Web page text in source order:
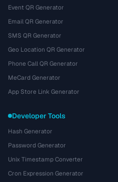
Event QR Generator
Email QR Generator
SMS QR Generator
Geo Location QR Generator
Phone Call QR Generator
MeCard Generator
App Store Link Generator
Developer Tools
Hash Generator
Password Generator
Unix Timestamp Converter
Cron Expression Generator